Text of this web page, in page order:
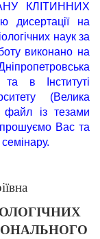
КЛІТИННИХ
дисертації на
наук за
виконано на
в Інституті
(Велика
файл із тезами
Вас та